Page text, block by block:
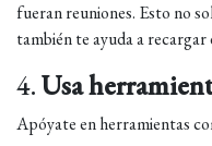
fueran reuniones. Esto no
también te ayuda a recargar
4.Usa
Apóyate en herramientas